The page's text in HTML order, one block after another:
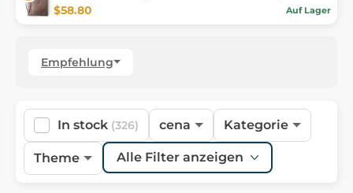
$58.80 Auf Lager
Empfehlung
In stock (326) cena Kategorie
Theme Alle Filter anzeigen